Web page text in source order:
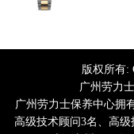
版权所有:
广州劳力
广州劳力士保养中心拥
高级技术顾问3名、高